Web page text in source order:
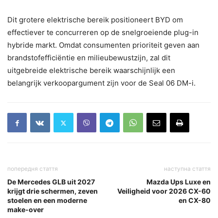
Dit grotere elektrische bereik positioneert BYD om
effectiever te concurreren op de snelgroeiende plug-in
hybride markt. Omdat consumenten prioriteit geven aan
brandstofefficiëntie en milieubewustzijn, zal dit
uitgebreide elektrische bereik waarschijnlijk een
belangrijk verkoopargument zijn voor de Seal 06 DM-i.
попередня стаття
De Mercedes GLB uit 2027
krijgt drie schermen, zeven
stoelen en een moderne
make-over
наступна стаття
Mazda Ups Luxe en
Veiligheid voor 2026 CX-60
en CX-80